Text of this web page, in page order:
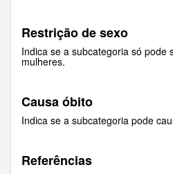
Restrição de sexo
Indica se a subcategoria só pode
mulheres.
Causa óbito
Indica se a subcategoria pode
Referências